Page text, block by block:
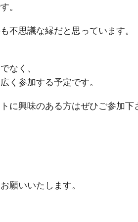
。
不思議な縁だと思っています。
なく、
く参加する予定です。
に興味のある方はぜひご参加下
願いいたします。